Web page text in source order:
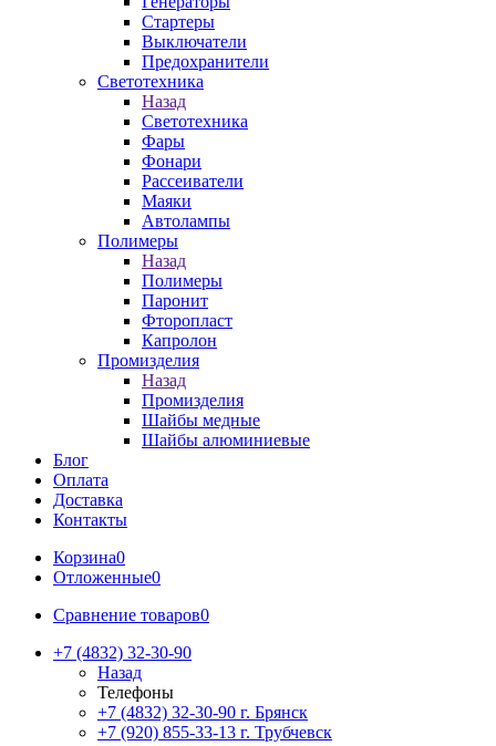
Стартеры
Выключатели
Предохранители
Светотехника
Назад
Светотехника
Фары
Фонари
Рассеиватели
Маяки
Автолампы
Полимеры
Назад
Полимеры
Паронит
Фторопласт
Капролон
Промизделия
Назад
Промизделия
Шайбы медные
Шайбы алюминиевые
Блог
Оплата
Доставка
Контакты
Корзина0
Отложенные0
Сравнение товаров0
+7 (4832) 32-30-90
Назад
Телефоны
+7 (4832) 32-30-90 г. Брянск
+7 (920) 855-33-13 г. Трубчевск